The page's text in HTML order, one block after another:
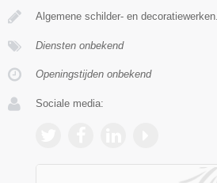
Algemene schilder- en decoratiewerken.
Diensten onbekend
Openingstijden onbekend
Sociale media: